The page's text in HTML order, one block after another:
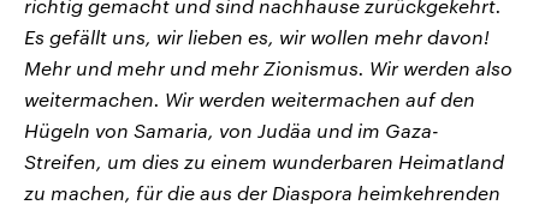
richtig gemacht und sind nachhause zurückgekehrt.
Es gefällt uns, wir lieben es, wir wollen mehr davon!
Mehr und mehr und mehr Zionismus. Wir werden also
weitermachen. Wir werden weitermachen auf den
Hügeln von Samaria, von Judäa und im Gaza-
Streifen, um dies zu einem wunderbaren Heimatland
zu machen, für die aus der Diaspora heimkehrenden